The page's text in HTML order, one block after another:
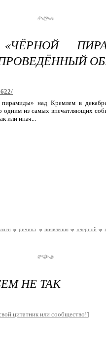
пирамиды» над Кремлем в
одним из самых впечатляющих
или инач...
ричина появления «чёрной
НЕ ТАК
цитатник или сообщество!]